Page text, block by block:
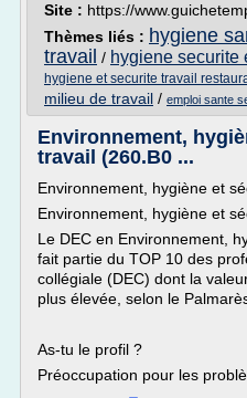
Site : https://
Thèmes liés : hygiene
travail / hygiene securite
hygiene et securite travail
milieu de travail / emploi sante
Environnement,
travail (260.B0 ...
Environnement, hygiène et
Environnement, hygiène et
Le DEC en Environnement,
fait partie du TOP 10 des
collégiale (DEC) dont la
plus élevée, selon le
As-tu le profil ?
Préoccupation pour les